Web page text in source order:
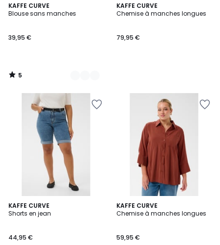
KAFFE CURVE
Blouse sans manches
39,95 €
5
/
6
Couleurs
5
/
KAFFE CURVE
Chemise à manches longues
79,95 €
KAFFE CURVE
Shorts en jean
44,95 €
KAFFE CURVE
Chemise à manches longues
59,95 €